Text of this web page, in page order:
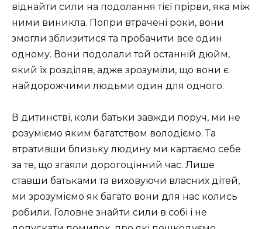
віднайти сили на подолання тієї прірви, яка між
ними виникла. Попри втрачені роки, вони
змогли зблизитися та пробачити все один
одному. Вони подолали той останній дюйм,
який їх розділяв, адже зрозуміли, що вони є
найдорожчими людьми один для одного.
В дитинстві, коли батьки завжди поруч, ми не
розуміємо яким багатством володіємо. Та
втративши близьку людину ми картаємо себе
за те, що згаяли дорогоцінний час. Лише
ставши батьками та виховуючи власних дітей,
ми зрозуміємо як багато вони для нас колись
робили. Головне знайти сили в собі і не